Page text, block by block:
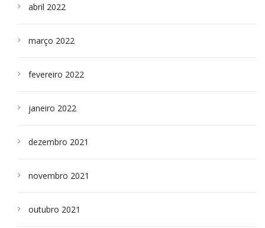
abril 2022
março 2022
fevereiro 2022
janeiro 2022
dezembro 2021
novembro 2021
outubro 2021